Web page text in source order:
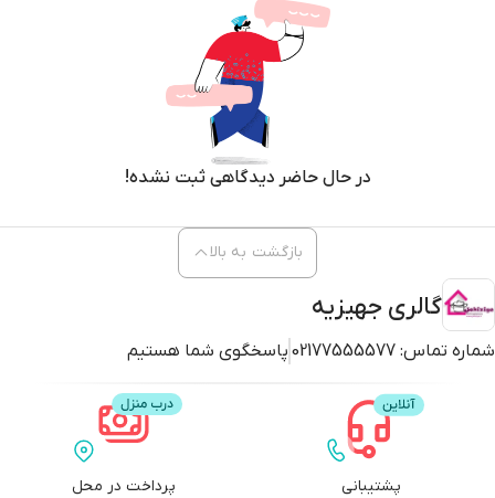
در حال حاضر دیدگاهی ثبت نشده!
گالری جهیزیه
شماره تماس: 02177555577 پاسخگوی شما هستیم
بازگشت به بالا
پشتیبانی پرداخت در محل